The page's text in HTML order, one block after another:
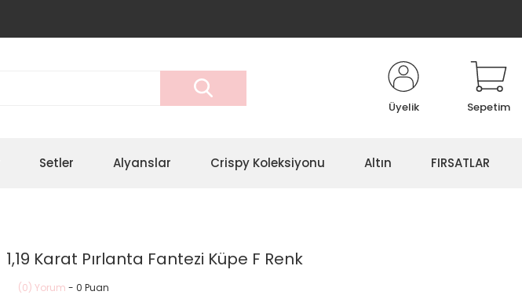
Üyelik Sepetim
Setler Alyanslar Crispy Koleksiyonu Altın FIRSATLAR
1,19 Karat Pırlanta Fantezi Küpe F Renk
(0) Yorum - 0 Puan